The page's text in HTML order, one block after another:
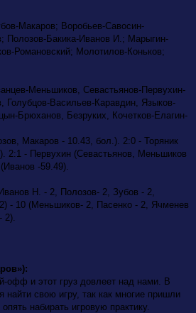
Макаров; Воробьев-Савосин-
Полозов-Бакика-Иванов И.; Марыгин-
Романовский; Молотилов-Коньков;
Меньшиков, Севастьянов-Первухин-
Голубцов-Васильев-Каравдин, Языков-
Брюханов, Безруких, Кочетков-Елагин-
Макаров - 10.43, бол.). 2:0 - Торяник
2:1 - Первухин (Севастьянов, Меньшиков
-59.49).
Н. - 2, Полозов- 2, Зубов - 2,
- 10 (Меньшиков- 2, Пасенко - 2, Ячменев
2).
офф и этот груз довлеет над нами. В
найти свою игру, так как многие пришли
набирать игровую практику.